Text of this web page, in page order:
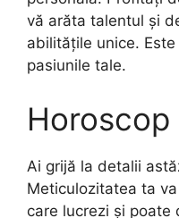
vă arăta talentul și
abilitățile unice.
pasiunile tale.
Horoscop
Ai grijă la detalii
Meticulozitatea ta
care lucrezi și poate